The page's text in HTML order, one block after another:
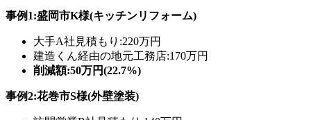
事例1:盛岡市K様(キッチンリフォーム)
大手A社見積もり:220万円
建造くん経由の地元工務店:170万円
削減額:50万円(22.7%)
事例2:花巻市S様(外壁塗装)